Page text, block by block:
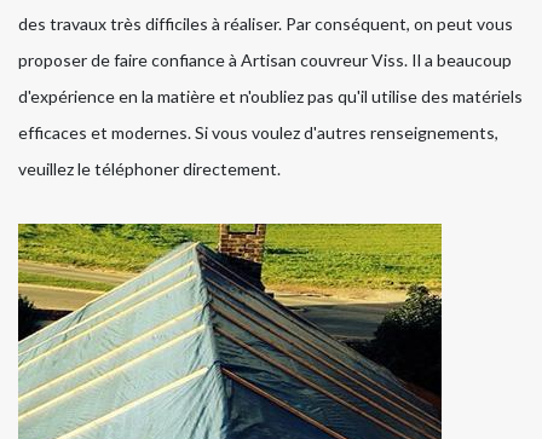
des travaux très difficiles à réaliser. Par conséquent, on peut vous
proposer de faire confiance à Artisan couvreur Viss. Il a beaucoup
d'expérience en la matière et n'oubliez pas qu'il utilise des matériels
efficaces et modernes. Si vous voulez d'autres renseignements,
veuillez le téléphoner directement.